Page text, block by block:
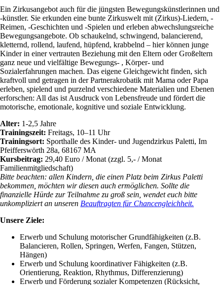
Ein Zirkusangebot auch für die jüngsten Bewegungskünstlerinnen und
-künstler. Sie erkunden eine bunte Zirkuswelt mit (Zirkus)-Liedern, -
Reimen, -Geschichten und -Spielen und erleben abwechslungsreiche
Bewegungsangebote. Ob schaukelnd, schwingend, balancierend,
kletternd, rollend, laufend, hüpfend, krabbelnd – hier können junge
Kinder in einer vertrauten Beziehung mit den Eltern oder Großeltern
ganz neue und vielfältige Bewegungs- , Körper- und
Sozialerfahrungen machen. Das eigene Gleichgewicht finden, sich
kraftvoll und getragen in der Partnerakrobatik mit Mama oder Papa
erleben, spielend und purzelnd verschiedene Materialien und Ebenen
erforschen: All das ist Ausdruck von Lebensfreude und fördert die
motorische, emotionale, kognitive und soziale Entwicklung.
Alter: 1-2,5 Jahre
Trainingszeit: Freitags, 10–11 Uhr
Trainingsort: Sporthalle des Kinder- und Jugendzirkus Paletti, Im
Pfeifferswörth 28a, 68167 MA
Kursbeitrag: 29,40 Euro / Monat (zzgl. 5,- / Monat
Familienmitgliedschaft)
Bitte beachten: allen Kindern, die einen Platz beim Zirkus Paletti
bekommen, möchten wir diesen auch ermöglichen. Sollte die
finanzielle Hürde zur Teilnahme zu groß sein, wendet euch bitte
unkompliziert an unseren Beauftragten für Chancengleichheit.
Unsere Ziele:
Erwerb und Schulung motorischer Grundfähigkeiten (z.B.
Balancieren, Rollen, Springen, Werfen, Fangen, Stützen,
Hängen)
Erwerb und Schulung koordinativer Fähigkeiten (z.B.
Orientierung, Reaktion, Rhythmus, Differenzierung)
Erwerb und Förderung sozialer Kompetenzen (Rücksicht,